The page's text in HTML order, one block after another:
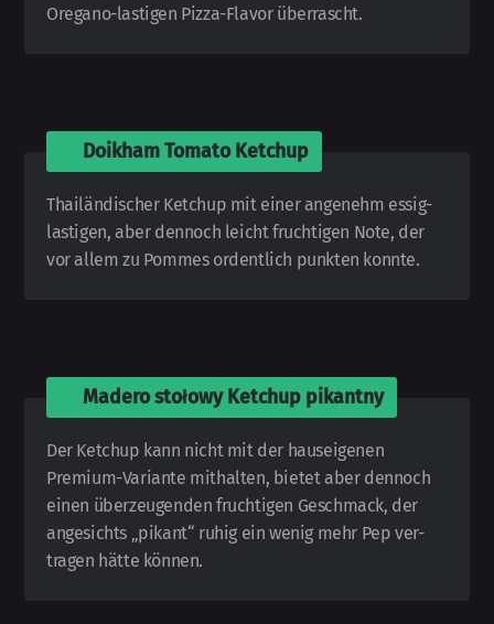
Oregano-lastigen Pizza-Flavor über­rascht.
Doikham Tomato Ketchup
Thailändischer Ketchup mit einer angenehm essig­
lastigen, aber dennoch leicht fruch­ti­gen Note, der
vor allem zu Pommes or­den­tlich punkten konnte.
Madero stołowy Ketchup pikantny
Der Ketchup kann nicht mit der haus­eigenen
Premium-Variante mit­halten, bietet aber dennoch
einen über­zeugenden fruch­tigen Ge­schmack, der
angesichts „pikant“ ruhig ein wenig mehr Pep ver­
tragen hätte können.